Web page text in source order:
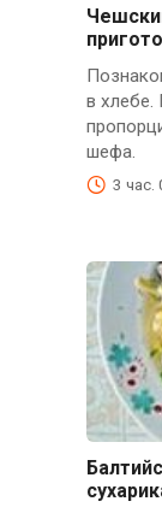
в хлебе.
шефа.
3 час.